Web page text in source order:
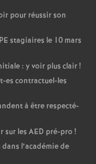
pour réussir son
stagiaires le 10 mars
: y voir plus clair!
es contractuel-les
à être respecté-
sur les AED pré-pro !
l’académie de